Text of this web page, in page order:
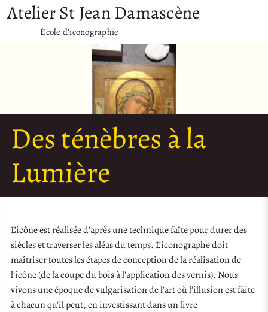
Atelier St Jean Damascène
École d’iconographie
Des ténèbres à la
Lumière
L’icône est réalisée d’après une technique faîte pour durer des
siècles et traverser les aléas du temps. L’iconographe doit
maîtriser toutes les étapes de conception de la réalisation de
l’icône (de la coupe du bois à l’application des vernis). Nous
vivons une époque de vulgarisation de l’art où l’illusion est faite
à chacun qu’il peut, en investissant dans un livre